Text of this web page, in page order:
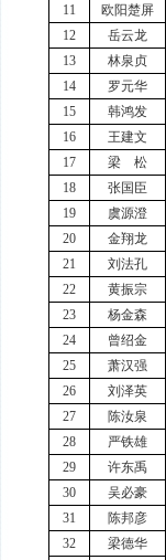
11
欧阳楚屏
12
岳云龙
13
林泉贞
14
罗元华
15
韩鸿发
16
王建文
17
梁 松
18
张国臣
19
虞源澄
20
金翔龙
21
刘法孔
22
黄振宗
23
杨金森
24
曾绍金
25
萧汉强
26
刘泽英
27
陈汝泉
28
严铁雄
29
许东禹
30
吴必豪
31
陈邦彦
32
梁德华